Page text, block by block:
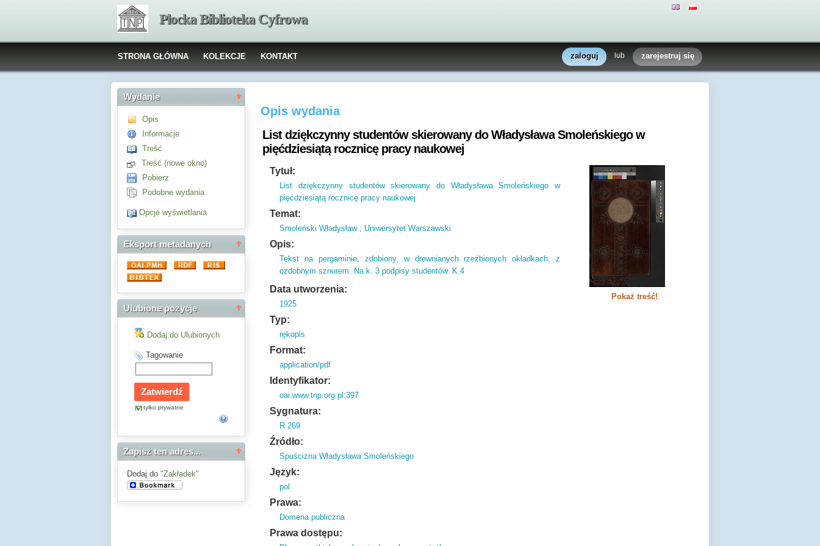
Płocka Biblioteka Cyfrowa
STRONA GŁÓWNA KOLEKCJE KONTAKT zaloguj lub zarejestruj się
Wydanie
Opis
Informacje
Treść
Treść (nowe okno)
Pobierz
Podobne wydania
Opcje wyświetlania
Eksport metadanych
Ulubione pozycje
Dodaj do Ulubionych
Tagowanie
tylko prywatne
Zapisz ten adres...
Dodaj do "Zakładek"
Opis wydania
List dziękczynny studentów skierowany do Władysława Smoleńskiego w
pięćdziesiątą rocznicę pracy naukowej
Pokaż treść!
Tytuł:
List dziękczynny studentów skierowany do Władysława Smoleńskiego w
pięćdziesiątą rocznicę pracy naukowej
Temat:
Smoleński Władysław ; Uniwersytet Warszawski
Opis:
Tekst na pergaminie, zdobiony, w drewnianych rzeźbionych okładkach, z
ozdobnym sznurem. Na k. 3 podpisy studentów. K.4
Data utworzenia:
1925
Typ:
rękopis
Format:
application/pdf
Identyfikator:
oai:www.tnp.org.pl:397
Sygnatura:
R 269
Źródło:
Spuścizna Władysława Smoleńskiego
Język:
pol
Prawa:
Domena publiczna
Prawa dostępu: